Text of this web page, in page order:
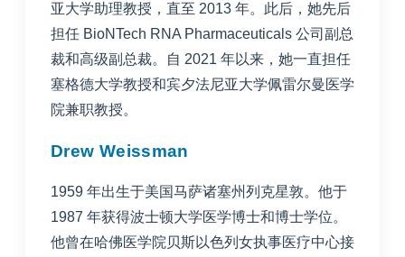
亚大学助理教授，直至 2013 年。此后，她先后
担任 BioNTech RNA Pharmaceuticals 公司副总
裁和高级副总裁。自 2021 年以来，她一直担任
塞格德大学教授和宾夕法尼亚大学佩雷尔曼医学
院兼职教授。
Drew Weissman
1959 年出生于美国马萨诸塞州列克星敦。他于
1987 年获得波士顿大学医学博士和博士学位。
他曾在哈佛医学院贝斯以色列女执事医疗中心接